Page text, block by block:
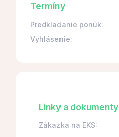
Termíny
Predkladanie ponúk:
Vyhlásenie:
Linky a dokumenty
Zákazka na EKS: